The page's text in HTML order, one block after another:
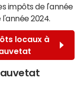
impôts de l'année
2024.
locaux à